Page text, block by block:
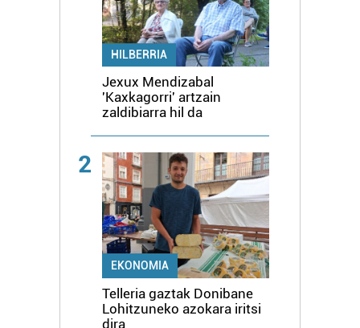
HILBERRIA
Jexux Mendizabal
'Kaxkagorri' artzain
zaldibiarra hil da
2
EKONOMIA
Telleria gaztak Donibane
Lohitzuneko azokara iritsi
dira